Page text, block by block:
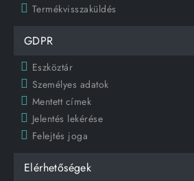
Termékvisszaküldés
GDPR
Eszköztár
Személyes adatok
Mentett címek
Jelentés lekérése
Felejtés joga
Elérhetőségek